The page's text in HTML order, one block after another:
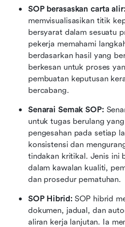
SOP berasaskan carta alir:
memvisualisasikan titik
bersyarat dalam sesuatu
pekerja memahami
berdasarkan hasil yang
berkesan untuk proses
pembuatan keputusan
bercabang.
Senarai Semak SOP:
untuk tugas berulang
pengesahan pada setiap
konsistensi dan
tindakan kritikal. Jenis ini
dalam kawalan kualiti,
dan prosedur pematuhan.
SOP Hibrid: SOP hibrid
dokumen, jadual, dan
aliran kerja lanjutan. Ia